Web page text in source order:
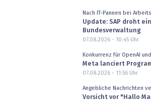
Nach IT-Pannen bei
Update: SAP droht
Bundesverwaltung
07.08.2026 - 10:45Uhr
Konkurrenz für OpenAI
Meta lanciert
07.08.2026 - 11:56Uhr
Angebliche Nachrichten
Vorsicht vor "Hallo